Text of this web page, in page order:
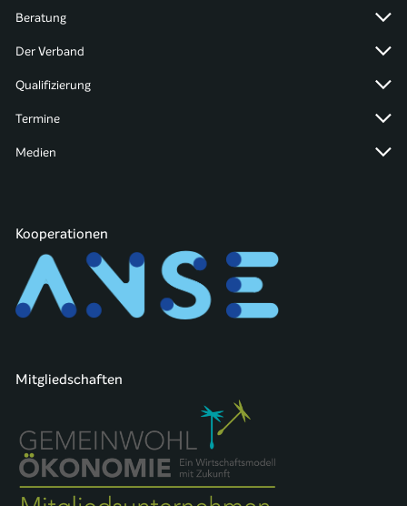
Beratung
Der Verband
Qualifizierung
Termine
Medien
Kooperationen
Mitgliedschaften